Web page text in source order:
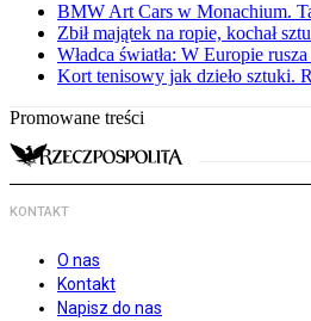
BMW Art Cars w Monachium.
Zbił majątek na ropie, kochał
Władca światła: W Europie
Kort tenisowy jak dzieło sztuki.
Promowane treści
KONTAKT
O nas
Kontakt
Napisz do nas